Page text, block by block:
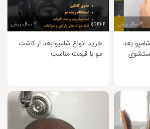
3 سال پیش
بعد
admin 3 سال پیش
خرید انواع شامپو بعد از کاشت
مو با قیمت مناسب